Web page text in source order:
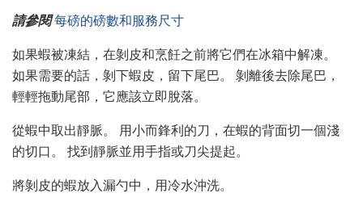
請參閱 每磅的磅數和服務尺寸
如果蝦被凍結，在剝皮和烹飪之前將它們在冰箱中解凍。
如果需要的話，剝下蝦皮，留下尾巴。 剝離後去除尾巴，
輕輕拖動尾部，它應該立即脫落。
從蝦中取出靜脈。 用小而鋒利的刀，在蝦的背面切一個淺
的切口。 找到靜脈並用手指或刀尖提起。
將剝皮的蝦放入漏勺中，用冷水沖洗。